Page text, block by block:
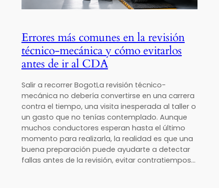
Errores más comunes en la revisión
técnico-mecánica y cómo evitarlos
antes de ir al CDA
Salir a recorrer BogotLa revisión técnico-
mecánica no debería convertirse en una carrera
contra el tiempo, una visita inesperada al taller o
un gasto que no tenías contemplado. Aunque
muchos conductores esperan hasta el último
momento para realizarla, la realidad es que una
buena preparación puede ayudarte a detectar
fallas antes de la revisión, evitar contratiempos…